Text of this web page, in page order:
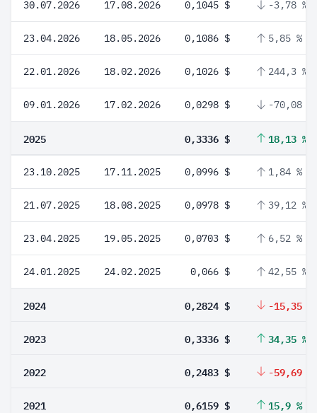
30.07.2026 17.08.2026 0,1045 $ -3,78 %
23.04.2026 18.05.2026 0,1086 $ 5,85 %
22.01.2026 18.02.2026 0,1026 $ 244,3 %
09.01.2026 17.02.2026 0,0298 $ -70,08 %
2025 0,3336 $ 18,13 %
23.10.2025 17.11.2025 0,0996 $ 1,84 %
21.07.2025 18.08.2025 0,0978 $ 39,12 %
23.04.2025 19.05.2025 0,0703 $ 6,52 %
24.01.2025 24.02.2025 0,066 $ 42,55 %
2024 0,2824 $ -15,35 %
2023 0,3336 $ 34,35 %
2022 0,2483 $ -59,69 %
2021 0,6159 $ 15,9 %